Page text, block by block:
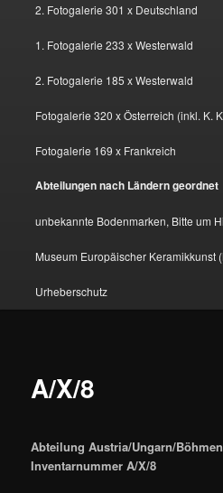
2. Fotogalerie 301 x Deutschland
1. Fotogalerie 233 x Westerwald
2. Fotogalerie 185 x Westerwald
Fotogalerie 320 x Österreich (inkl. K.
Fotogalerie 169 x Frankreich
Abteilungen nach Ländern geordnet
unbekannte Bodenmarken, Bitte um
Museum Europäischer Keramikkunst
Urheberschutz
A/X/8
Abteilung Austria/Ungarn/
Inventarnummer A/X/8